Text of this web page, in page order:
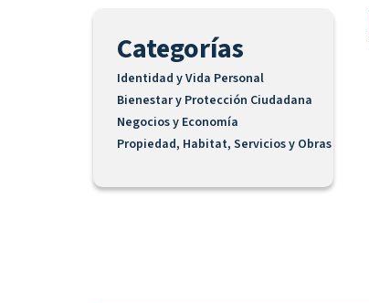
Categorías
Identidad y Vida Personal
Bienestar y Protección Ciudadana
Negocios y Economía
Propiedad, Habitat, Servicios y Obras